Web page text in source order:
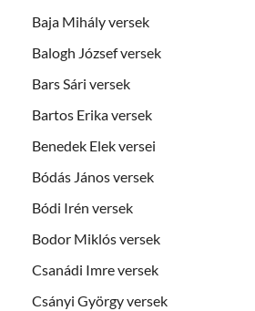
Baja Mihály versek
Balogh József versek
Bars Sári versek
Bartos Erika versek
Benedek Elek versei
Bódás János versek
Bódi Irén versek
Bodor Miklós versek
Csanádi Imre versek
Csányi György versek